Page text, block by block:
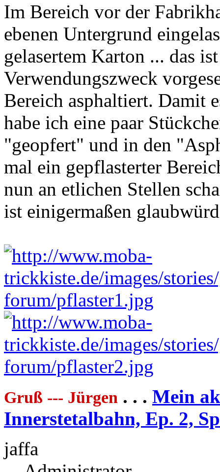
Im Bereich vor der
ebenen Untergrund
gelasertem Karton ... das
Verwendungszweck
Bereich asphaltiert. Damit
habe ich eine paar
"geopfert" und in den
mal ein gepflasterter
nun an etlichen Stellen
ist einigermaßen
Gruß --- Jürgen . . . Mein
Innerstetalbahn, Ep. 2,
jaffa